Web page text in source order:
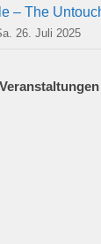
– The
26. Juli 2025